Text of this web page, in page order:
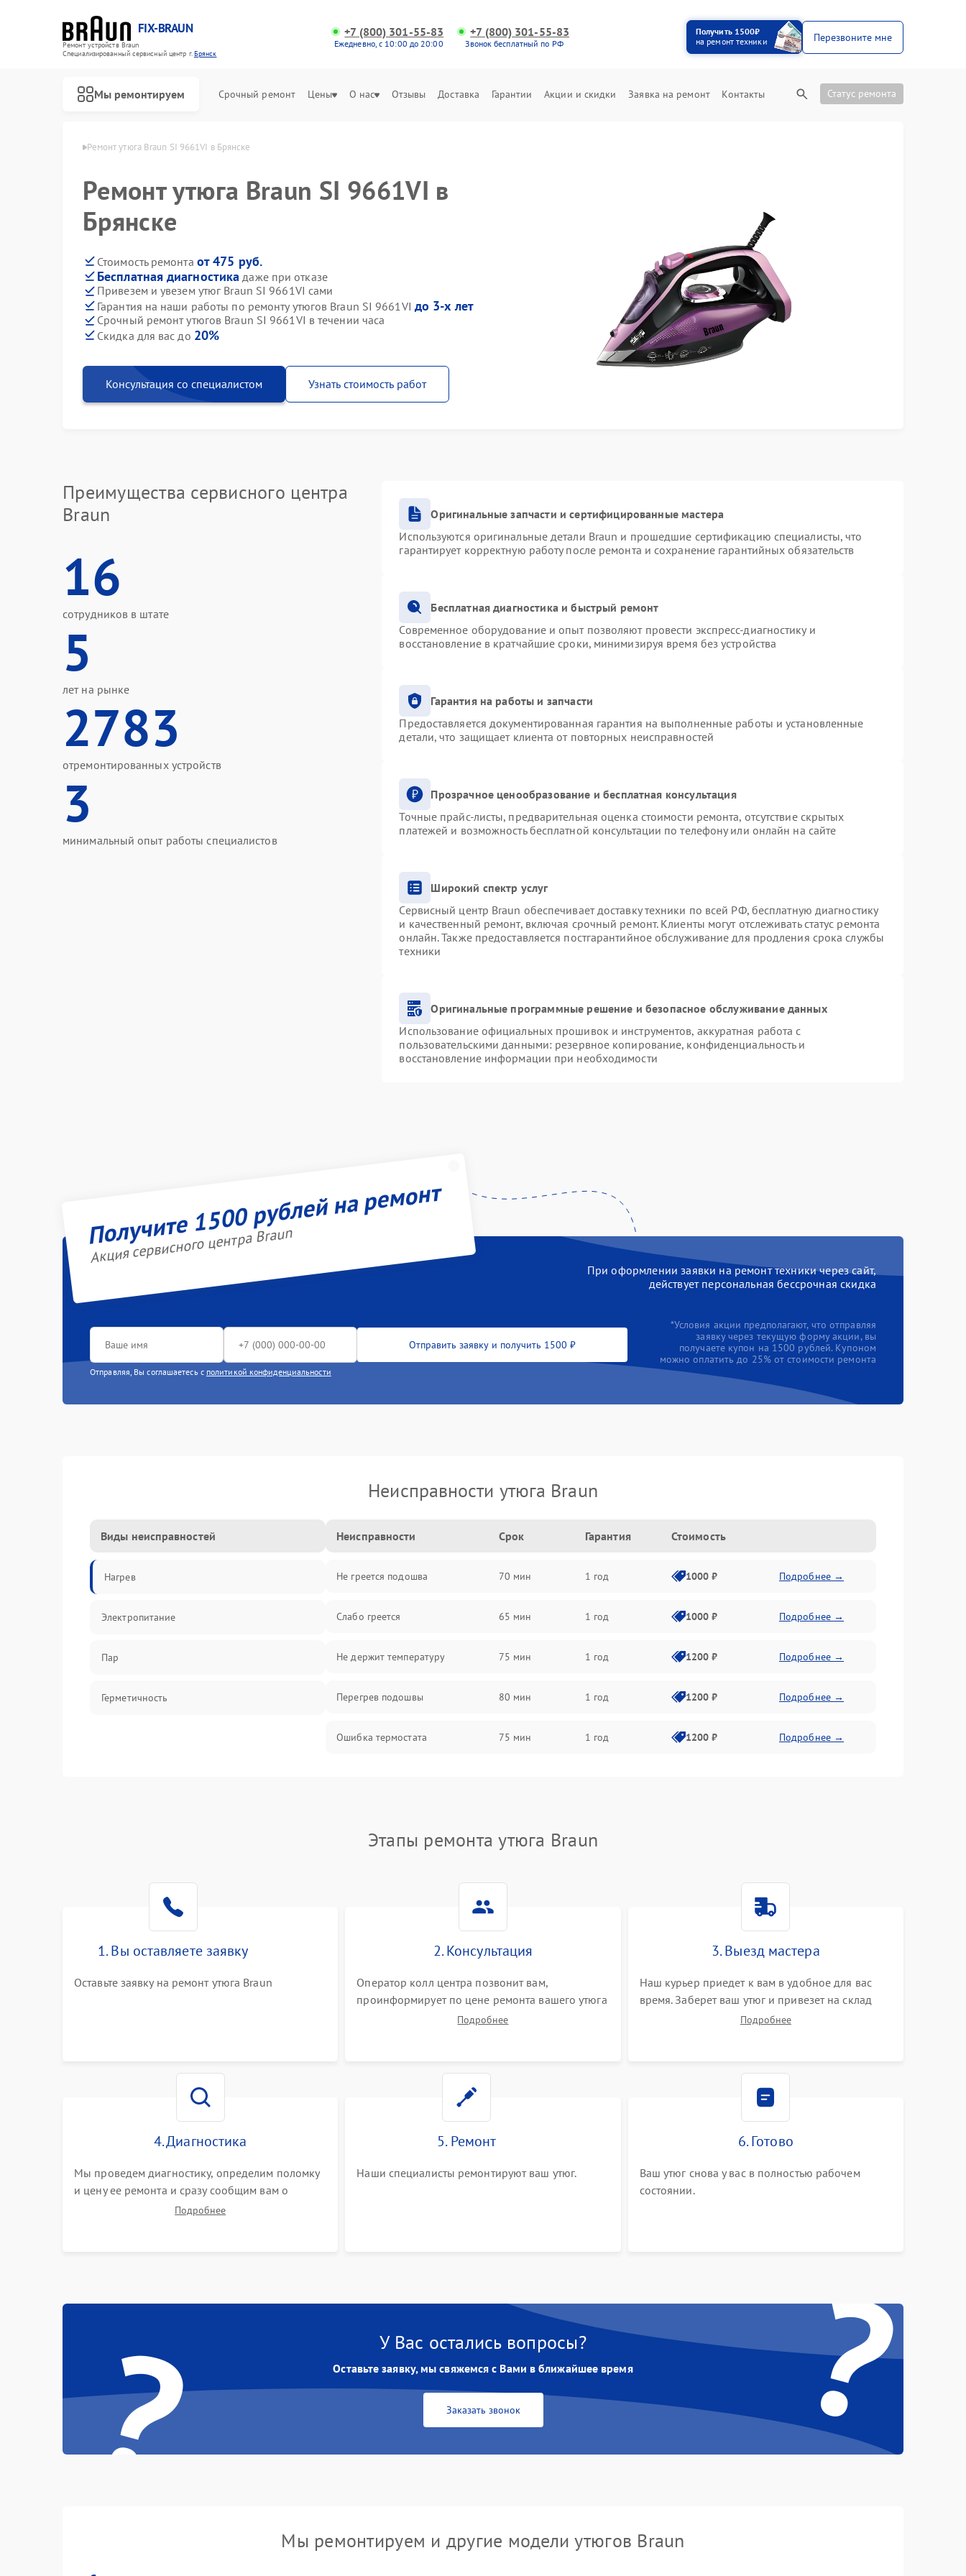
FIX-BRAUN
Ремонт устройств Braun
Специализированный cервисный центр г.Брянск
+7 (800) 301-55-83
Ежедневно, с 10:00 до 20:00
+7 (800) 301-55-83
Звонок бесплатный по РФ
Получить 1500₽
на ремонт техники
Перезвоните мне
Мы ремонтируем Срочный ремонт Цены О нас Отзывы Доставка Гарантии Акции и скидки Заявка на ремонт Контакты Статус ремонта
Ремонт утюга Braun SI 9661VI в Брянске
Ремонт утюга Braun SI 9661VI в
Брянске
Стоимость ремонта от 475 руб.
Бесплатная диагностика даже при отказе
Привезем и увезем утюг Braun SI 9661VI сами
Гарантия на наши работы по ремонту утюгов Braun SI 9661VI до 3-х лет
Срочный ремонт утюгов Braun SI 9661VI в течении часа
Скидка для вас до 20%
Консультация со специалистом Узнать стоимость работ
Преимущества сервисного центра
Braun
16
сотрудников в штате
5
лет на рынке
2783
отремонтированных устройств
3
минимальный опыт работы специалистов
Оригинальные запчасти и сертифицированные мастера
Используются оригинальные детали Braun и прошедшие сертификацию специалисты, что
гарантирует корректную работу после ремонта и сохранение гарантийных обязательств
Бесплатная диагностика и быстрый ремонт
Современное оборудование и опыт позволяют провести экспресс-диагностику и
восстановление в кратчайшие сроки, минимизируя время без устройства
Гарантия на работы и запчасти
Предоставляется документированная гарантия на выполненные работы и установленные
детали, что защищает клиента от повторных неисправностей
Прозрачное ценообразование и бесплатная консультация
Точные прайс-листы, предварительная оценка стоимости ремонта, отсутствие скрытых
платежей и возможность бесплатной консультации по телефону или онлайн на сайте
Широкий спектр услуг
Сервисный центр Braun обеспечивает доставку техники по всей РФ, бесплатную диагностику
и качественный ремонт, включая срочный ремонт. Клиенты могут отслеживать статус ремонта
онлайн. Также предоставляется постгарантийное обслуживание для продления срока службы
техники
Оригинальные программные решение и безопасное обслуживание данных
Использование официальных прошивок и инструментов, аккуратная работа с
пользовательскими данными: резервное копирование, конфиденциальность и
восстановление информации при необходимости
Получите 1500 рублей на ремонт
Акция сервисного центра Braun
При оформлении заявки на ремонт техники через сайт,
действует персональная бессрочная скидка
Отправить заявку и получить 1500 ₽
Отправляя, Вы соглашаетесь с политикой конфиденциальности
*Условия акции предполагают, что отправляя
заявку через текущую форму акции, вы
получаете купон на 1500 рублей. Купоном
можно оплатить до 25% от стоимости ремонта
Неисправности утюга Braun
Виды неисправностей
Нагрев
Электропитание
Пар
Герметичность
Неисправности Срок Гарантия Стоимость
Не греется подошва 70 мин 1 год 1000 ₽ Подробнее →
Слабо греется 65 мин 1 год 1000 ₽ Подробнее →
Не держит температуру 75 мин 1 год 1200 ₽ Подробнее →
Перегрев подошвы 80 мин 1 год 1200 ₽ Подробнее →
Ошибка термостата 75 мин 1 год 1200 ₽ Подробнее →
Этапы ремонта утюга Braun
1. Вы оставляете заявку
Оставьте заявку на ремонт утюга Braun
2. Консультация
Оператор колл центра позвонит вам,
проинформирует по цене ремонта вашего утюга
а также ответит на все ваши вопросы.
Подробнее
3. Выезд мастера
Наш курьер приедет к вам в удобное для вас
время. Заберет ваш утюг и привезет на склад
Подробнее
4. Диагностика
Мы проведем диагностику, определим поломку
и цену ее ремонта и сразу сообщим вам о
сроках ее устраненияПодробнее
5. Ремонт
Наши специалисты ремонтируют ваш утюг.
6. Готово
Ваш утюг снова у вас в полностью рабочем
состоянии.
? ?
У Вас остались вопросы?
Оставьте заявку, мы свяжемся с Вами в ближайшее время
Заказать звонок
Мы ремонтируем и другие модели утюгов Braun